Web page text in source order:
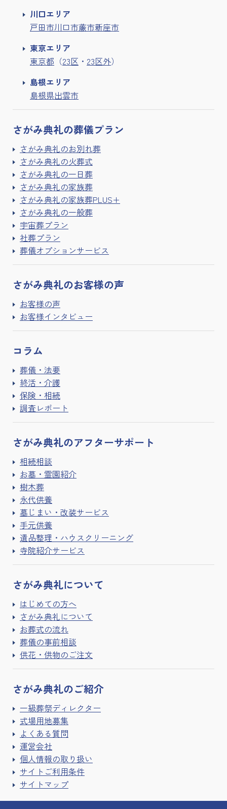
川口エリア
戸田市川口市蕨市新座市
東京エリア
東京都 （23区 ・ 23区外）
島根エリア
島根県出雲市
さがみ典礼の葬儀プラン
さがみ典礼のお別れ葬
さがみ典礼の火葬式
さがみ典礼の一日葬
さがみ典礼の家族葬
さがみ典礼の家族葬PLUS+
さがみ典礼の一般葬
宇宙葬プラン
社葬プラン
葬儀オプションサービス
さがみ典礼のお客様の声
お客様の声
お客様インタビュー
コラム
葬儀・法要
終活・介護
保険・相続
調査レポート
さがみ典礼のアフターサポート
相続相談
お墓・霊園紹介
樹木葬
永代供養
墓じまい・改装サービス
手元供養
遺品整理・ハウスクリーニング
寺院紹介サービス
さがみ典礼について
はじめての方へ
さがみ典礼について
お葬式の流れ
葬儀の事前相談
供花・供物のご注文
さがみ典礼のご紹介
一級葬祭ディレクター
式場用地募集
よくある質問
運営会社
個人情報の取り扱い
サイトご利用条件
サイトマップ